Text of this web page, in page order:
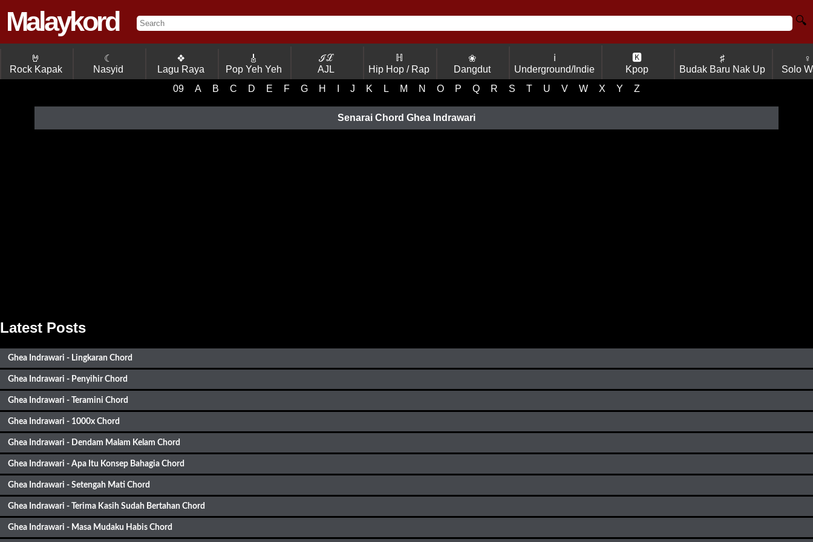
Malaykord 🔍
🤘
Rock Kapak
☾
Nasyid
❖
Lagu Raya
🎸
Pop Yeh Yeh
ℐℒ
AJL
ℍ
Hip Hop / Rap
❀
Dangdut
ℹ
Underground/Indie
🅺
Kpop
♯
Budak Baru Nak Up
♀
Solo
09
A B C D E F G H J K L M N O P Q R S T U V W X Y Z
Senarai Chord Ghea Indrawari
Latest Posts
Ghea Indrawari - Lingkaran Chord
Ghea Indrawari - Penyihir Chord
Ghea Indrawari - Teramini Chord
Ghea Indrawari - 1000x Chord
Ghea Indrawari - Dendam Malam Kelam Chord
Ghea Indrawari - Apa Itu Konsep Bahagia Chord
Ghea Indrawari - Setengah Mati Chord
Ghea Indrawari - Terima Kasih Sudah Bertahan Chord
Ghea Indrawari - Masa Mudaku Habis Chord